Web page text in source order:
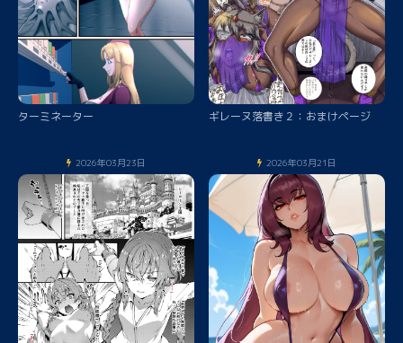
ターミネーター ギレーヌ落書き２：おまけページ
2026年03月23日 2026年03月21日